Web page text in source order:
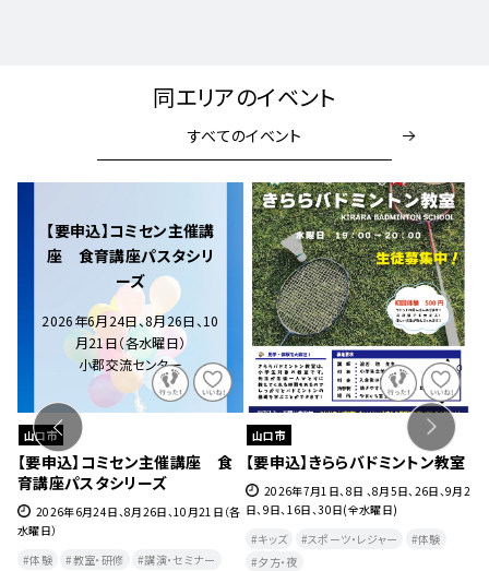
同エリアのイベント
すべてのイベント
【要申込】コミセン主催講
座 食育講座パスタシリ
ーズ
2026年6月24日、8月26日、10
月21日（各水曜日）
小郡交流センター
山口市
【要申込】コミセン主催講座 食
育講座パスタシリーズ
2026年6月24日、8月26日、10月21日（各
水曜日）
体験
教室・研修 講演・セミナー
山口市
【要申込】きららバドミントン教室
2026年7月1日、8日 、8月5日、26日、9月2
日、9日、16日、30日(全水曜日)
キッズ
スポーツ・レジャー
体験
夕方・夜​